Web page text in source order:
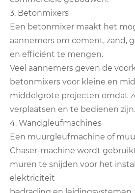
3. Betonmixers
Een betonmixer maakt het
aannemers om cement, zand,
en efficiënt te mengen.
Veel aannemers geven de
betonmixers voor kleine en
middelgrote projecten omdat
verplaatsen en te bedienen zijn.
4. Wandgleufmachines
Een muurgleufmachine of
Chaser-machine wordt
muren te snijden voor het
elektriciteit